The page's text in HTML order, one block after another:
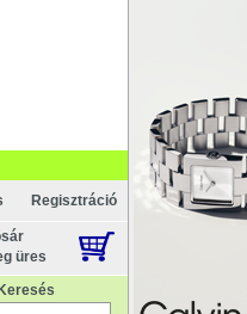
Regisztráció
üres
Keresés